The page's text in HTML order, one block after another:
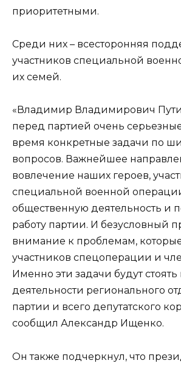
приоритетными.
Среди них – всесторонняя
участников специальной
их семей.
«Владимир Владимирович
перед партией очень
время конкретные задачи по
вопросов. Важнейшее
вовлечение наших героев,
специальной военной
общественную деятельность и
работу партии. И безусловный
внимание к проблемам,
участников спецоперации и
Именно эти задачи будут стоять
деятельности регионального
партии и всего депутатского
сообщил Александр Ищенко.
Он также подчеркнул, что